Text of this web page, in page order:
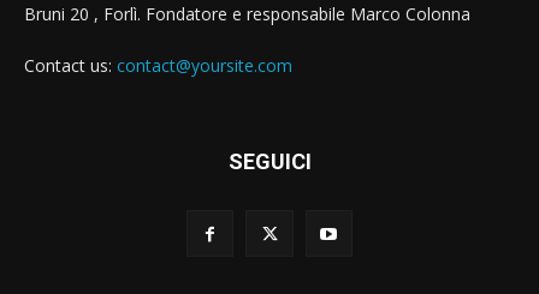
Bruni 20 , Forlì. Fondatore e responsabile Marco Colonna
Contact us: contact@yoursite.com
SEGUICI